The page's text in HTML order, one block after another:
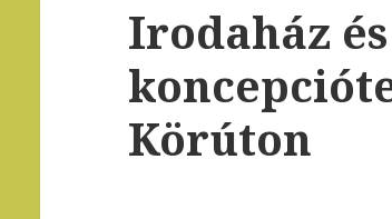
Irodaház
Körúton